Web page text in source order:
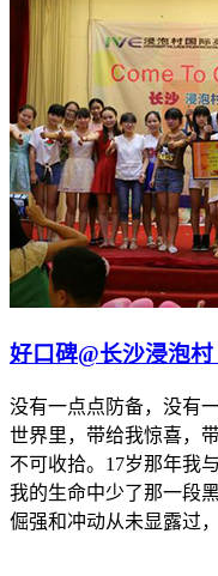
好口碑@长沙浸泡
没有一点点防备，没有
世界里，带给我惊喜，
不可收拾。17岁那年我
我的生命中少了那一段
倔强和冲动从未显露过